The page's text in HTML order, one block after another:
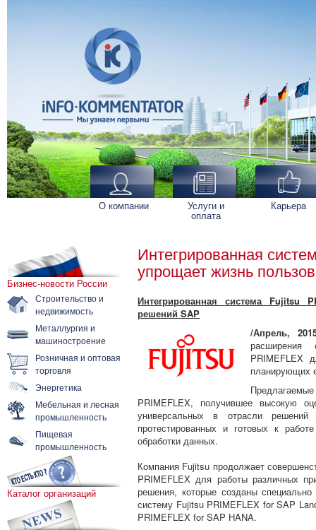
О компании Услуги и
оплата
Карьера
Бизнес-новости России
Строительство и
недвижимость
Металлургия и
машиностроение
Розничная и оптовая
торговля
Энергетика
Мебельная и лесная
промышленность
Пищевая
промышленность
Каталог организаций
Интегрированная
упрощает жизнь
Интегрированная система Fujitsu
решений SAP
/Апрель,
расширения
PRIMEFLEX
планирующих
PRIMEFLEX, получившее высокую
универсальных в отрасли решений
протестированных и готовых к
обработки данных.
Компания Fujitsu продолжает
PRIMEFLEX для работы различных
решения, которые созданы
систему Fujitsu PRIMEFLEX for SAP
PRIMEFLEX for SAP HANA.